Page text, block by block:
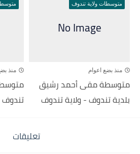
متوسطات ولاية تندوف
منذ بضع اعوام
متوسطة مقى أحمد رشيق
بلدية تندوف - ولاية تندوف
منذ
تندوف
تعليقات